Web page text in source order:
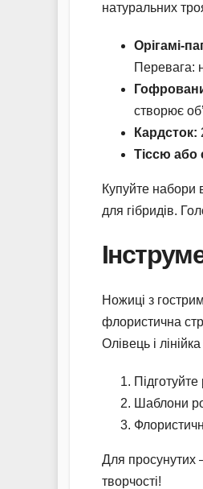
натуральних
Орігамі-
Перевага:
створює
Кардсток:
Тіссю або
Купуйте набори
для гібридів.
Ножиці з
флористична
Олівець і
Шаблони
Для просунутих
творчості!